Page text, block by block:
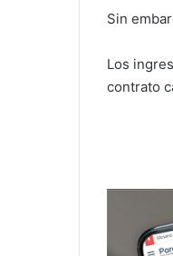
Sin
Los
contrato